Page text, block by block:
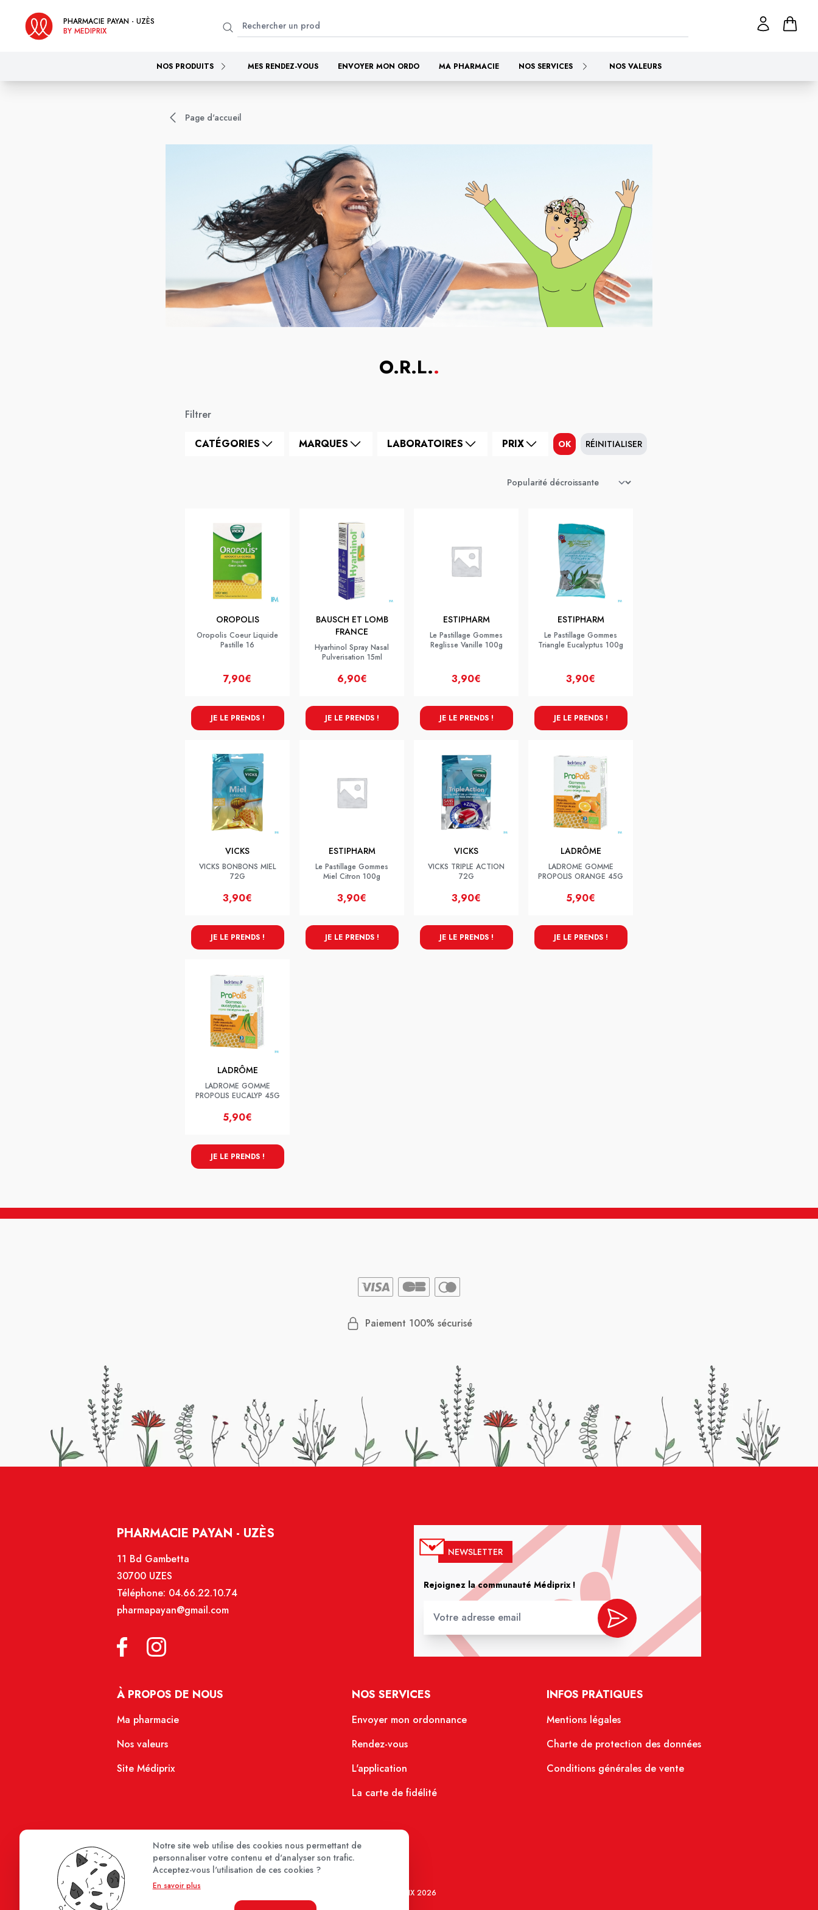
PHARMACIE PAYAN - UZÈS
BY MEDIPRIX
NOS PRODUITS MES RENDEZ-VOUS ENVOYER MON ORDO MA PHARMACIE NOS SERVICES NOS VALEURS
Page d'accueil
O.R.L..
Filtrer
CATÉGORIES MARQUES LABORATOIRES PRIX OK RÉINITIALISER
OROPOLIS
Oropolis Coeur Liquide
Pastille 16
7,90€
JE LE PRENDS !
BAUSCH ET LOMB
FRANCE
Hyarhinol Spray Nasal
Pulverisation 15ml
6,90€
JE LE PRENDS !
ESTIPHARM
Le Pastillage Gommes
Reglisse Vanille 100g
3,90€
JE LE PRENDS !
ESTIPHARM
Le Pastillage Gommes
Triangle Eucalyptus 100g
3,90€
JE LE PRENDS !
VICKS
VICKS BONBONS MIEL
72G
3,90€
JE LE PRENDS !
ESTIPHARM
Le Pastillage Gommes
Miel Citron 100g
3,90€
JE LE PRENDS !
VICKS
VICKS TRIPLE ACTION
72G
3,90€
JE LE PRENDS !
LADRÔME
LADROME GOMME
PROPOLIS ORANGE 45G
5,90€
JE LE PRENDS !
LADRÔME
LADROME GOMME
PROPOLIS EUCALYP 45G
5,90€
JE LE PRENDS !
Paiement 100% sécurisé
PHARMACIE PAYAN - UZÈS
11 Bd Gambetta
30700 UZES
Téléphone: 04.66.22.10.74
pharmapayan@gmail.com
NEWSLETTER
Rejoignez la communauté Médiprix !
À PROPOS DE NOUS
Ma pharmacie
Nos valeurs
Site Médiprix
NOS SERVICES
Envoyer mon ordonnance
Rendez-vous
L'application
La carte de fidélité
INFOS PRATIQUES
Mentions légales
Charte de protection des données
Conditions générales de vente
MEDIPRIX 2026
Notre site web utilise des cookies nous permettant de
personnaliser votre contenu et d'analyser son trafic.
Acceptez-vous l'utilisation de ces cookies ?
En savoir plus